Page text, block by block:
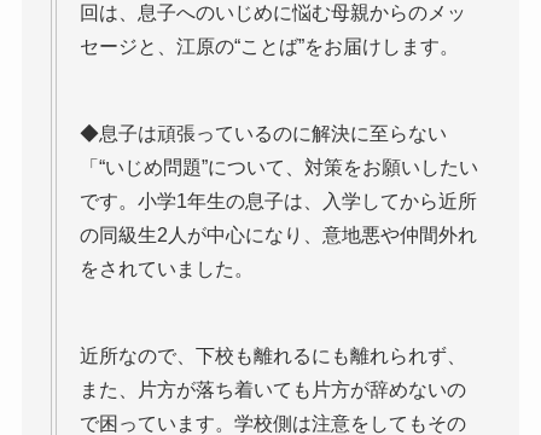
回は、息子へのいじめに悩む母親からのメッ
セージと、江原の“ことば”をお届けします。
◆息子は頑張っているのに解決に至らない
「“いじめ問題”について、対策をお願いしたい
です。小学1年生の息子は、入学してから近所
の同級生2人が中心になり、意地悪や仲間外れ
をされていました。
近所なので、下校も離れるにも離れられず、
また、片方が落ち着いても片方が辞めないの
で困っています。学校側は注意をしてもその